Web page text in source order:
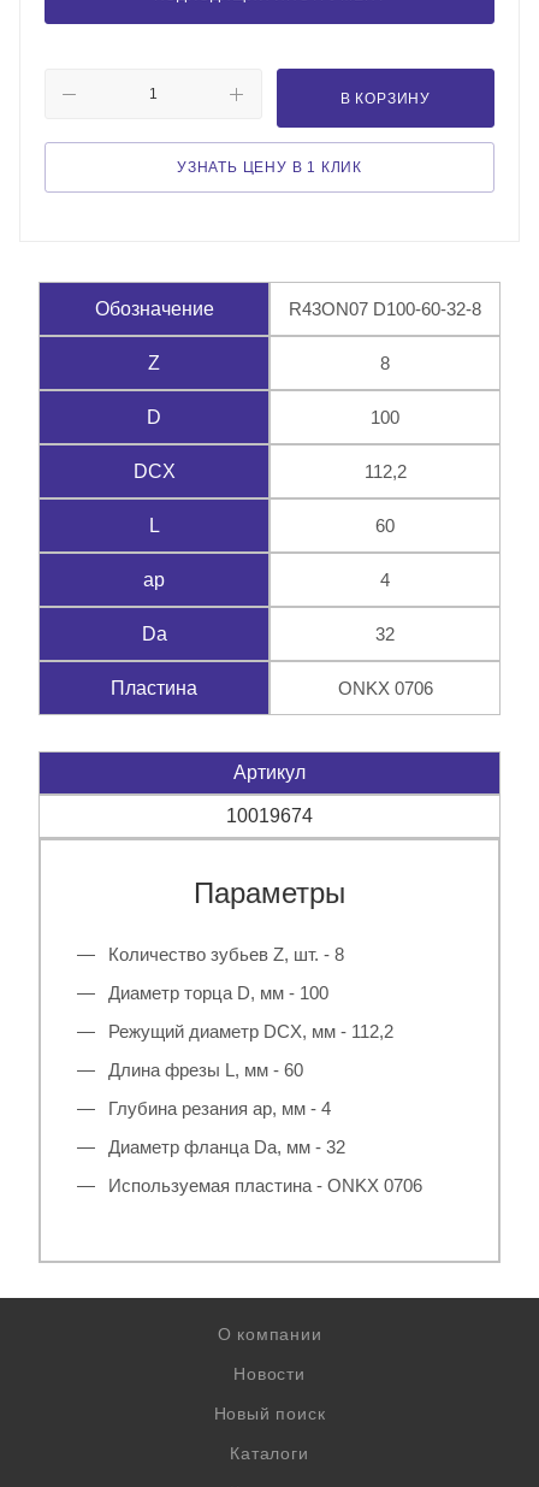
В КОРЗИНУ
УЗНАТЬ ЦЕНУ В 1 КЛИК
Обозначение R43ON07 D100-60-32-8
Z 8
D 100
DCX 112,2
L 60
ap 4
Da 32
Пластина ONKX 0706
Артикул
10019674
Параметры
Количество зубьев Z, шт. - 8
Диаметр торца D, мм - 100
Режущий диаметр DCX, мм - 112,2
Длина фрезы L, мм - 60
Глубина резания ap, мм - 4
Диаметр фланца Da, мм - 32
Используемая пластина - ONKX 0706
О компании
Новости
Новый поиск
Каталоги